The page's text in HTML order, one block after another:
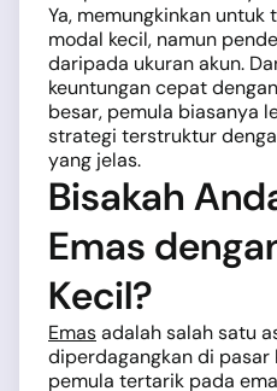
Ya, memungkinkan
modal kecil, namun
daripada ukuran akun.
keuntungan cepat
besar, pemula biasanya
strategi terstruktur
yang jelas.
Bisakah
Emas
Kecil?
Emasadalah salah satu
diperdagangkan di pasar
pemula tertarik pada